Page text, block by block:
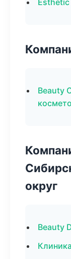
Beauty
округ
Beauty